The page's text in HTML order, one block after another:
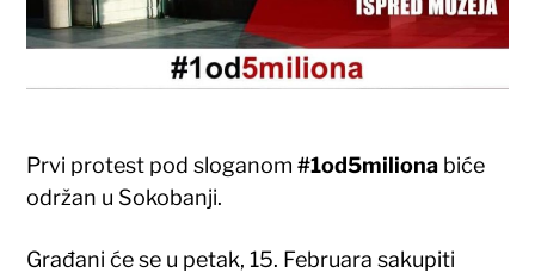
Prvi protest pod sloganom#1od5miliona biće
održan u Sokobanji.
Građani će se u petak, 15. Februara sakupiti